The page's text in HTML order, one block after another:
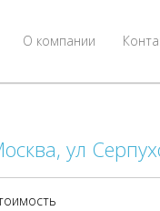
О компании
ул